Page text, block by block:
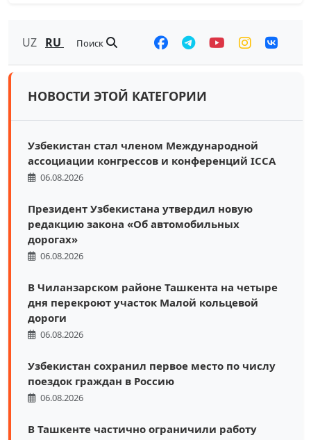
UZ RU Поиск
НОВОСТИ ЭТОЙ КАТЕГОРИИ
Узбекистан стал членом Международной
ассоциации конгрессов и конференций ICCA
06.08.2026
Президент Узбекистана утвердил новую
редакцию закона «Об автомобильных
дорогах»
06.08.2026
В Чиланзарском районе Ташкента на четыре
дня перекроют участок Малой кольцевой
дороги
06.08.2026
Узбекистан сохранил первое место по числу
поездок граждан в Россию
06.08.2026
В Ташкенте частично ограничили работу